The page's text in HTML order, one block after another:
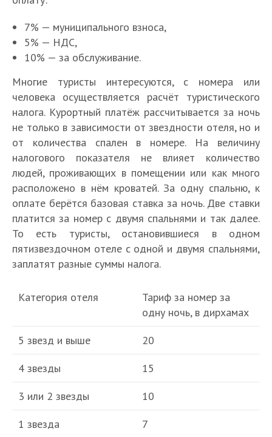
7% — муниципального взноса,
5% — НДС,
10% — за обслуживание.
Многие туристы интересуются, с номера или
человека осуществляется расчёт туристического
налога. Курортный платёж рассчитывается за ночь
не только в зависимости от звездности отеля, но и
от количества спален в номере. На величину
налогового показателя не влияет количество
людей, проживающих в помещении или как много
расположено в нём кроватей. За одну спальню, к
оплате берётся базовая ставка за ночь. Две ставки
платится за номер с двумя спальнями и так далее.
То есть туристы, остановившиеся в одном
пятизвездочном отеле с одной и двумя спальнями,
заплатят разные суммы налога.
Категория отеля
Тариф за номер за
одну ночь, в дирхамах
5 звезд и выше
20
4 звезды
15
3 или 2 звезды
10
1 звезда
7